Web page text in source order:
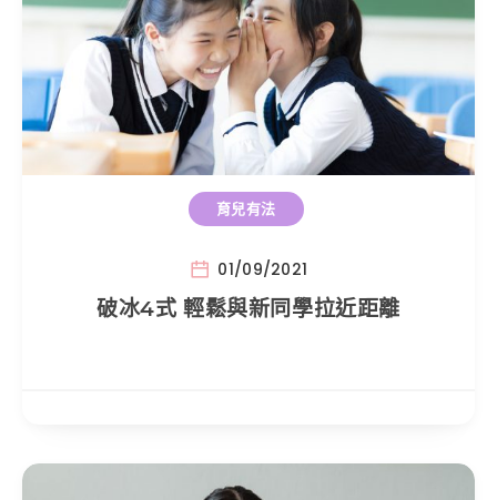
育兒有法
01/09/2021
破冰4式 輕鬆與新同學拉近距離